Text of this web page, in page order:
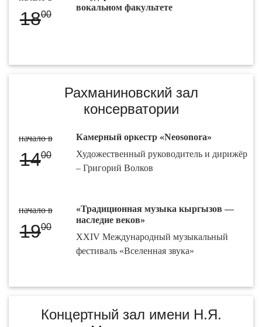
1800
вокальном факультете
Рахманиновский зал
консерватории
начало в
1400
Камерный оркестр «Neosonora»
Художественный руководитель и дирижёр
– Григорий Волков
начало в
1900
«Традиционная музыка кыргызов —
наследие веков»
XXIV Международный музыкальный
фестиваль «Вселенная звука»
Концертный зал имени Н.Я.